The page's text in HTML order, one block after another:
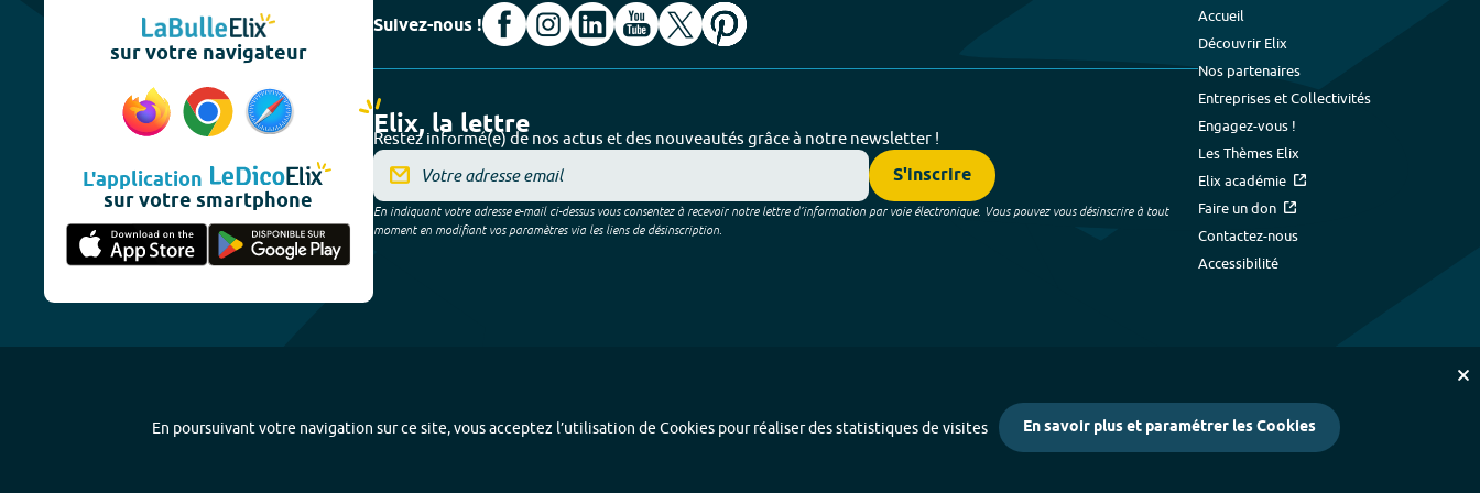
sur votre navigateur
L'application
sur votre smartphone
Suivez-nous !
Elix, la lettre
Restez informé(e) de nos actus et des nouveautés grâce à notre newsletter !
S'inscrire
En indiquant votre adresse e-mail ci-dessus vous consentez à recevoir notre lettre d’information par voie électronique. Vous pouvez vous désinscrire à tout
moment en modifiant vos paramètres via les liens de désinscription.
Accueil
Découvrir Elix
Nos partenaires
Entreprises et Collectivités
Engagez-vous !
Les Thèmes Elix
Elix académie
Faire un don
Contactez-nous
Accessibilité
En poursuivant votre navigation sur ce site, vous acceptez l’utilisation de Cookies pour réaliser des statistiques de visites En savoir plus et paramétrer les Cookies